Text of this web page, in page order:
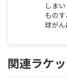
しま
もの
球がん
関連ラケ